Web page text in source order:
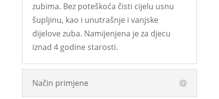
zubima. Bez poteškoća čisti cijelu usnu
šupljinu, kao i unutrašnje i vanjske
dijelove zuba. Namijenjena je za djecu
iznad 4 godine starosti.
Način primjene